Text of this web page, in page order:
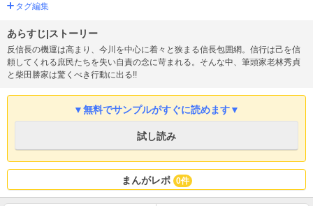
タグ編集
あらすじ|ストーリー
反信長の機運は高まり、今川を中心に着々と狭まる信長包囲網。信行は己を信
頼してくれる庶民たちを失い自責の念に苛まれる。そんな中、筆頭家老林秀貞
と柴田勝家は驚くべき行動に出る!!
▼無料でサンプルがすぐに読めます▼
試し読み
まんがレポ 0件